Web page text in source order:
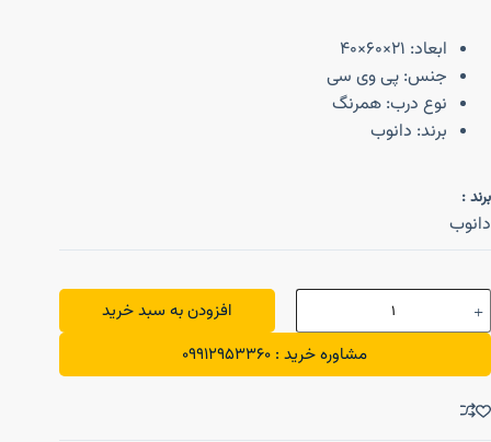
ابعاد: 21×60×40
جنس: پی وی سی
نوع درب: همرنگ
برند: دانوب
برند :
دانوب
افزودن به سبد خرید
مشاوره خرید : 09912953360